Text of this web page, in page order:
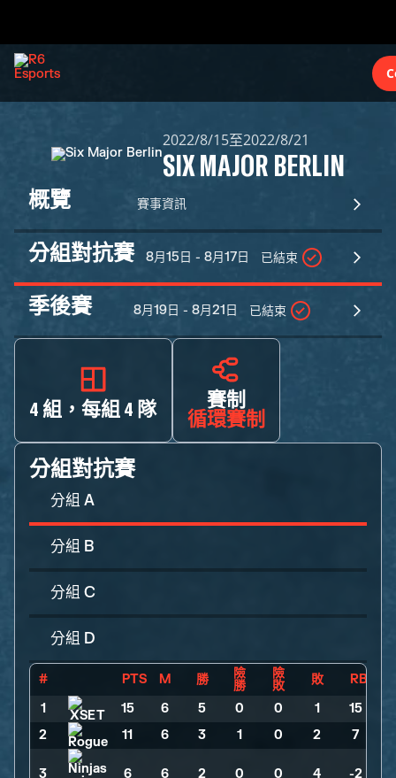
2022/8/15至2022/8/21
SIX MAJOR BERLIN
概覽 賽事資訊
分組對抗賽 8月15日 - 8月17日 已結束
季後賽 8月19日 - 8月21日 已結束
4 組，每組 4 隊
賽制
循環賽制
分組對抗賽
分組 A
分組 B
分組 C
分組 D
# PTS M 勝
險
勝
險
敗
敗
RB
1
15 6 5 0 0 1
15
2
11 6 3 1 0 2 7
3 6 6 2 0 0 4 -2